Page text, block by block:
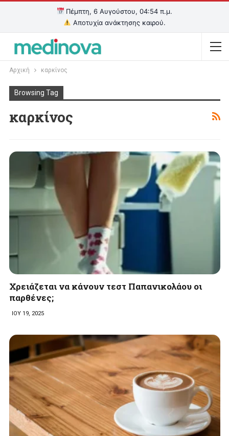
Πέμπτη, 6 Αυγούστου, 04:54 π.μ.
Αποτυχία ανάκτησης καιρού.
Αρχική καρκίνος
Browsing Tag
καρκίνος
Χρειάζεται να κάνουν τεστ Παπανικολάου οι
παρθένες;
ΙΟΥ 19, 2025